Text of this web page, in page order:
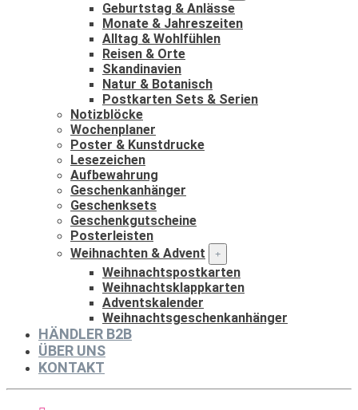
Geburtstag & Anlässe
Monate & Jahreszeiten
Alltag & Wohlfühlen
Reisen & Orte
Skandinavien
Natur & Botanisch
Postkarten Sets & Serien
Notizblöcke
Wochenplaner
Poster & Kunstdrucke
Lesezeichen
Aufbewahrung
Geschenkanhänger
Geschenksets
Geschenkgutscheine
Posterleisten
Weihnachten & Advent
Weihnachtspostkarten
Weihnachtsklappkarten
Adventskalender
Weihnachtsgeschenkanhänger
HÄNDLER B2B
ÜBER UNS
KONTAKT